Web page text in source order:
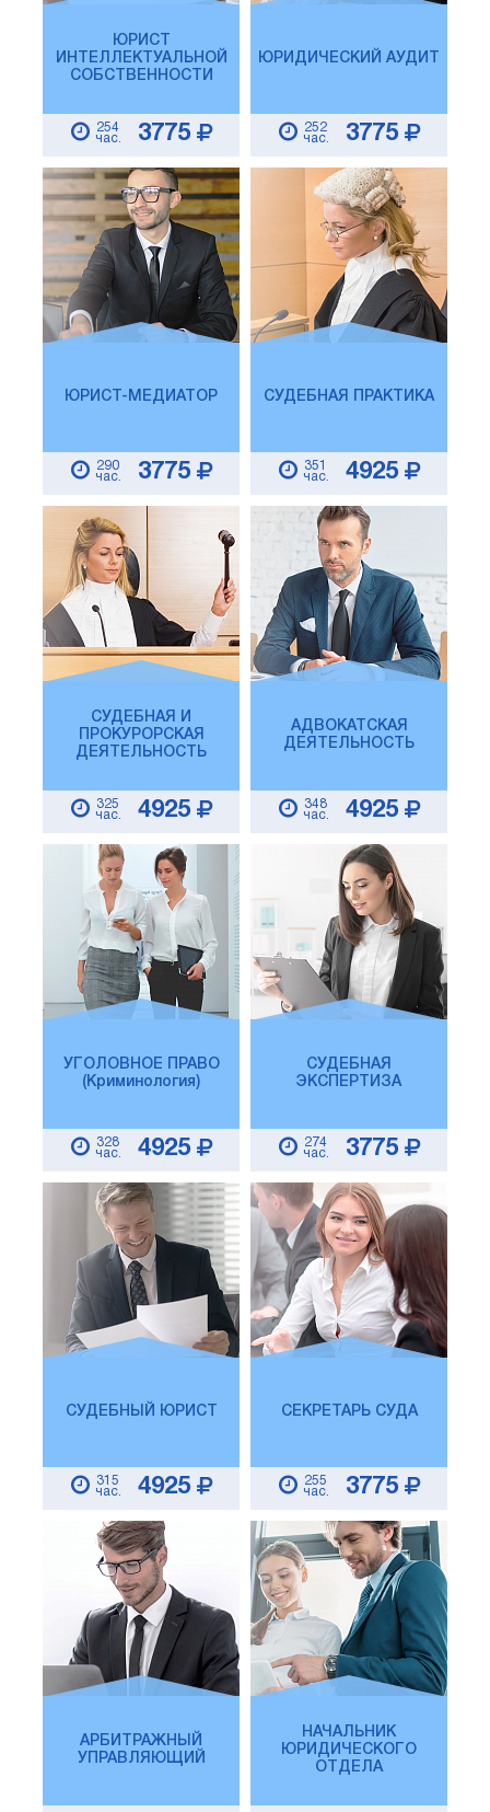
ЮРИСТ
ИНТЕЛЛЕКТУАЛЬНОЙ
СОБСТВЕННОСТИ
254
час.
3775
ЮРИДИЧЕСКИЙ АУДИТ
252
час.
3775
ЮРИСТ-МЕДИАТОР
290
час.
3775
СУДЕБНАЯ ПРАКТИКА
351
час.
4925
СУДЕБНАЯ И
ПРОКУРОРСКАЯ
ДЕЯТЕЛЬНОСТЬ
325
час.
4925
АДВОКАТСКАЯ
ДЕЯТЕЛЬНОСТЬ
348
час.
4925
УГОЛОВНОЕ ПРАВО
(Криминология)
328
час.
4925
СУДЕБНАЯ
ЭКСПЕРТИЗА
274
час.
3775
СУДЕБНЫЙ ЮРИСТ
315
час.
4925
СЕКРЕТАРЬ СУДА
255
час.
3775
АРБИТРАЖНЫЙ
УПРАВЛЯЮЩИЙ
НАЧАЛЬНИК
ЮРИДИЧЕСКОГО
ОТДЕЛА